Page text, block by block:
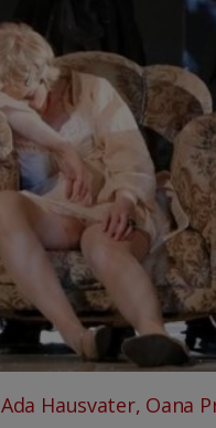
Hausvater, Oana